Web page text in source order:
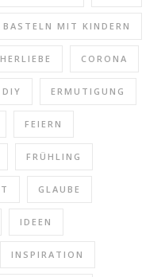
BASTELN MIT KINDERN
CORONA
DIY ERMUTIGUNG
FEIERN
FRÜHLING
GLAUBE
IDEEN
INSPIRATION